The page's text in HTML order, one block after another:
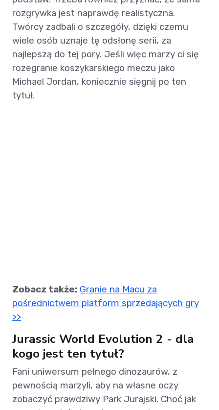
rozgrywka jest naprawdę realistyczna.
Twórcy zadbali o szczegóły, dzięki czemu
wiele osób uznaje tę odsłonę serii, za
najlepszą do tej pory. Jeśli więc marzy ci się
rozegranie koszykarskiego meczu jako
Michael Jordan, koniecznie sięgnij po ten
tytuł.
Zobacz także: Granie na Macu za
pośrednictwem platform sprzedających gry
>>
Jurassic World Evolution 2 - dla
kogo jest ten tytuł?
Fani uniwersum pełnego dinozaurów, z
pewnością marzyli, aby na własne oczy
zobaczyć prawdziwy Park Jurajski. Choć jak